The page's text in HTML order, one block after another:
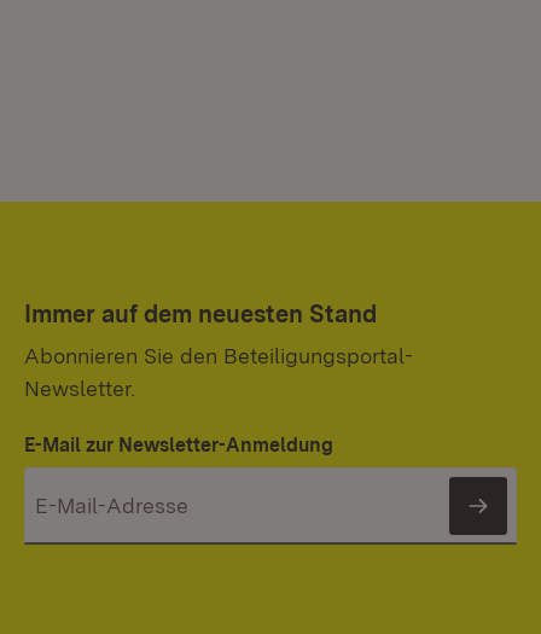
Immer auf dem neuesten Stand
Abonnieren Sie den Beteiligungsportal-
Newsletter.
E-Mail zur Newsletter-Anmeldung